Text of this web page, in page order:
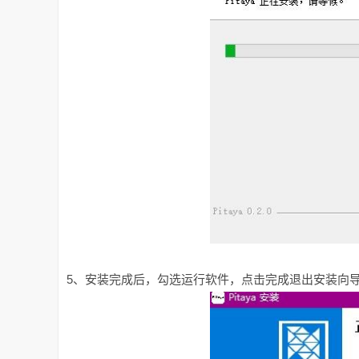
5、安装完成后，勾选运行软件，点击完成退出安装向